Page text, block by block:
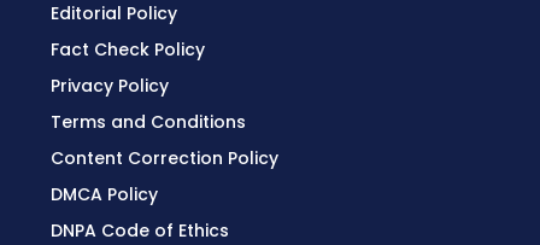
Editorial Policy
Fact Check Policy
Privacy Policy
Terms and Conditions
Content Correction Policy
DMCA Policy
DNPA Code of Ethics